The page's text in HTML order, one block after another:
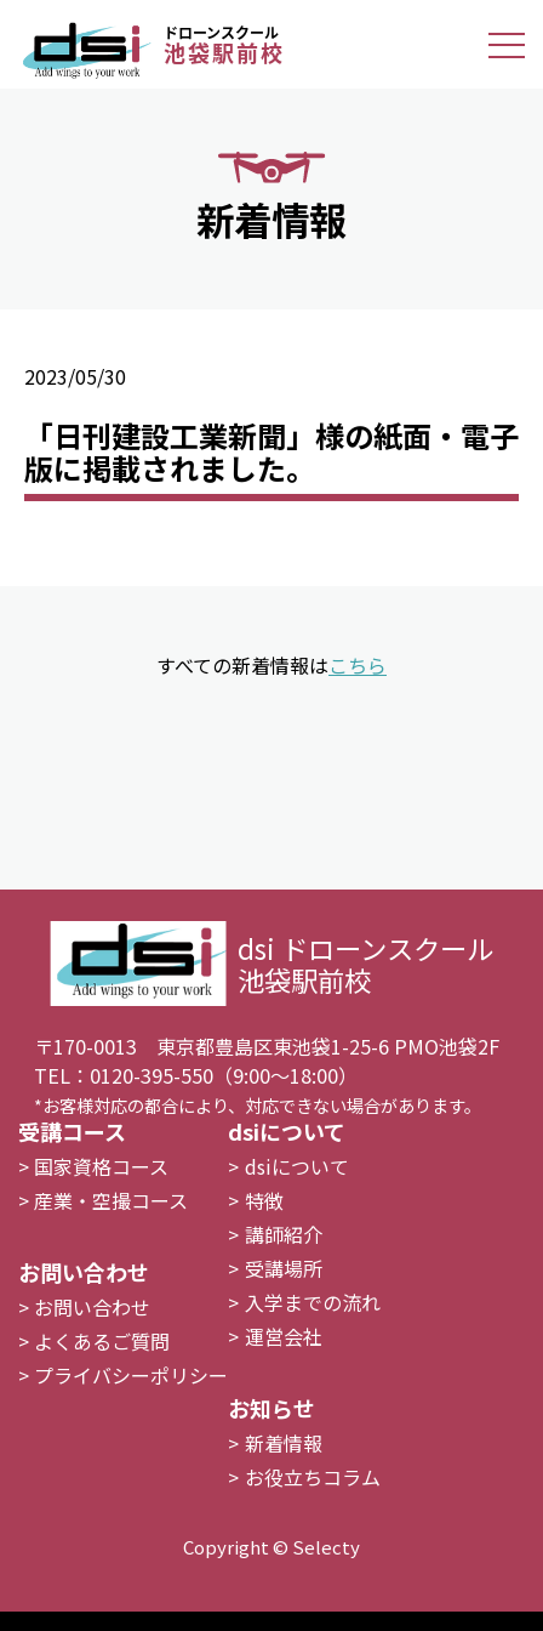
ドローンスクール
池袋駅前校
新着情報
2023/05/30
「日刊建設工業新聞」様の紙面・電子
版に掲載されました。
すべての新着情報はこちら
dsi ドローンスクール
池袋駅前校
〒170-0013 東京都豊島区東池袋1-25-6 PMO池袋2F
TEL：0120-395-550（9:00〜18:00）
*お客様対応の都合により、対応できない場合があります。
受講コース
国家資格コース
産業・空撮コース
お問い合わせ
お問い合わせ
よくあるご質問
プライバシーポリシー
dsiについて
dsiについて
特徴
講師紹介
受講場所
入学までの流れ
運営会社
お知らせ
新着情報
お役立ちコラム
Copyright ©︎ Selecty